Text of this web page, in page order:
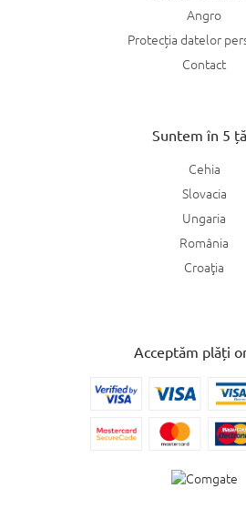
Angro
Protecția datelor
Contact
Suntem în 5
Cehia
Slovacia
Ungaria
România
Croaţia
Acceptăm plăți